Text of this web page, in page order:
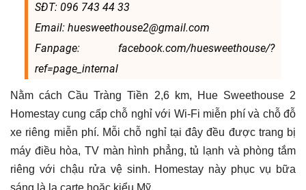
SĐT: 096 743 44 33
Email: huesweethouse2@gmail.com
Fanpage: facebook.com/huesweethouse/?
ref=page_internal
Nằm cách Cầu Tràng Tiền 2,6 km, Hue Sweethouse 2
Homestay cung cấp chỗ nghỉ với Wi-Fi miễn phí và chỗ đỗ
xe riêng miễn phí. Mỗi chỗ nghỉ tại đây đều được trang bị
máy điều hòa, TV màn hình phẳng, tủ lạnh và phòng tắm
riêng với chậu rửa vệ sinh. Homestay này phục vụ bữa
sáng là la carte hoặc kiểu Mỹ.